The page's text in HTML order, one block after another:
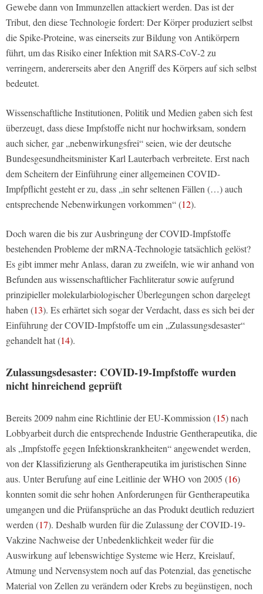
Gewebe dann von Immunzellen attackiert werden. Das ist der
Tribut, den diese Technologie fordert: Der Körper produziert selbst
die Spike-Proteine, was einerseits zur Bildung von Antikörpern
führt, um das Risiko einer Infektion mit SARS-CoV-2 zu
verringern, andererseits aber den Angriff des Körpers auf sich selbst
bedeutet.
Wissenschaftliche Institutionen, Politik und Medien gaben sich fest
überzeugt, dass diese Impfstoffe nicht nur hochwirksam, sondern
auch sicher, gar „nebenwirkungsfrei“ seien, wie der deutsche
Bundesgesundheitsminister Karl Lauterbach verbreitete. Erst nach
dem Scheitern der Einführung einer allgemeinen COVID-
Impfpflicht gesteht er zu, dass „in sehr seltenen Fällen (…) auch
entsprechende Nebenwirkungen vorkommen“ (12).
Doch waren die bis zur Ausbringung der COVID-Impfstoffe
bestehenden Probleme der mRNA-Technologie tatsächlich gelöst?
Es gibt immer mehr Anlass, daran zu zweifeln, wie wir anhand von
Befunden aus wissenschaftlicher Fachliteratur sowie aufgrund
prinzipieller molekularbiologischer Überlegungen schon dargelegt
haben (13). Es erhärtet sich sogar der Verdacht, dass es sich bei der
Einführung der COVID-Impfstoffe um ein „Zulassungsdesaster“
gehandelt hat (14).
Zulassungsdesaster: COVID-19-Impfstoffe wurden
nicht hinreichend geprüft
Bereits 2009 nahm eine Richtlinie der EU-Kommission (15) nach
Lobbyarbeit durch die entsprechende Industrie Gentherapeutika, die
als „Impfstoffe gegen Infektionskrankheiten“ angewendet werden,
von der Klassifizierung als Gentherapeutika im juristischen Sinne
aus. Unter Berufung auf eine Leitlinie der WHO von 2005 (16)
konnten somit die sehr hohen Anforderungen für Gentherapeutika
umgangen und die Prüfansprüche an das Produkt deutlich reduziert
werden (17). Deshalb wurden für die Zulassung der COVID-19-
Vakzine Nachweise der Unbedenklichkeit weder für die
Auswirkung auf lebenswichtige Systeme wie Herz, Kreislauf,
Atmung und Nervensystem noch auf das Potenzial, das genetische
Material von Zellen zu verändern oder Krebs zu begünstigen, noch